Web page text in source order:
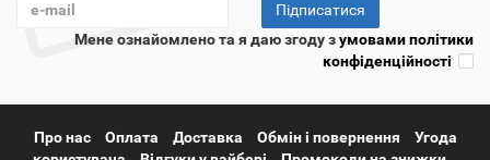
Підписатися
Мене ознайомлено та я даю згоду зумовами політики
конфіденційності
Про нас Оплата Доставка Обмін і повернення
Угода